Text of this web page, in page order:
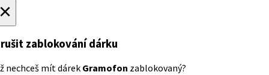
zablokování dárku
nechceš mít dárek Gramofon zablokovaný?